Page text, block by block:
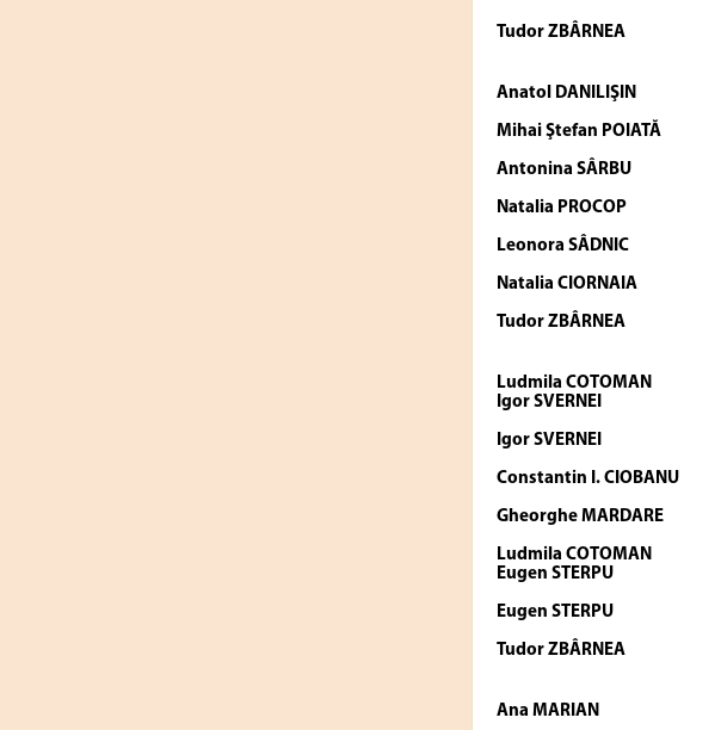
Tudor ZBÂRNEA
Anatol DANILIŞIN
Mihai Ştefan POIATĂ
Antonina SÂRBU
Natalia PROCOP
Leonora SÂDNIC
Natalia CIORNAIA
Tudor ZBÂRNEA
Ludmila COTOMAN
Igor SVERNEI
Igor SVERNEI
Constantin I. CIOBANU
Gheorghe MARDARE
Ludmila COTOMAN
Eugen STERPU
Eugen STERPU
Tudor ZBÂRNEA
Ana MARIAN